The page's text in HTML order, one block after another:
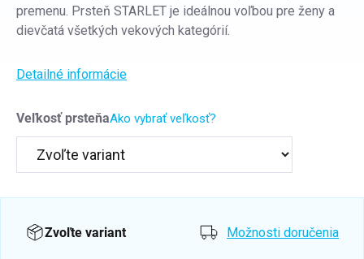
Veľkosť prsteňaAko vybrať veľkosť?
premenu. Prsteň STARLET je ideálnou voľbou pre ženy a
dievčatá všetkých vekových kategórií.
Detailné informácie
Zvoľte variant Možnosti doručenia